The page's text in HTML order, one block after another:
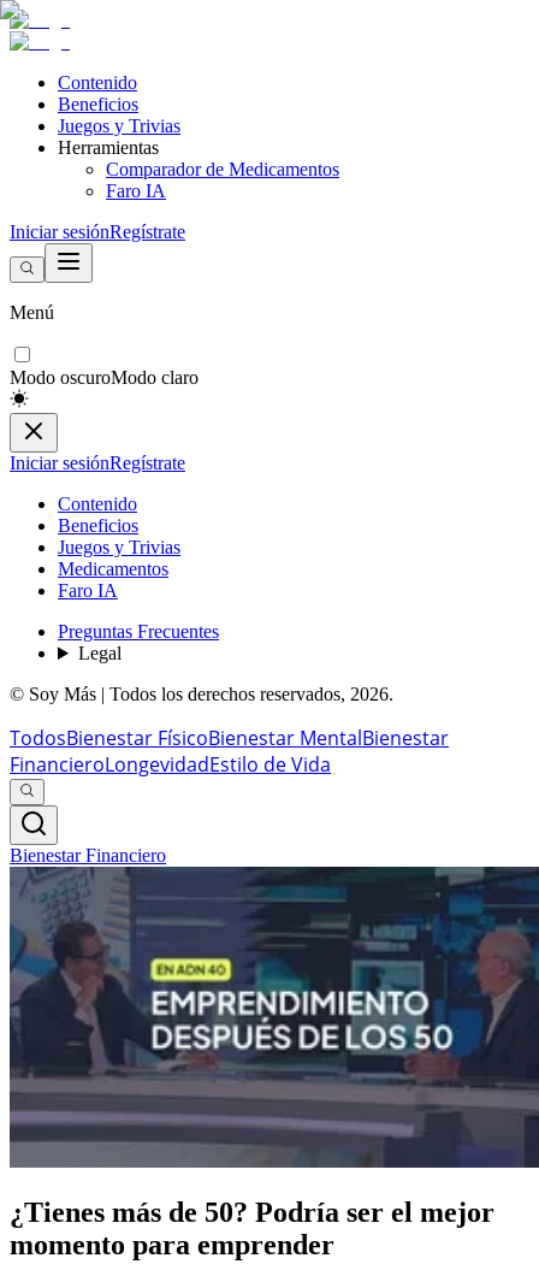
Contenido
Beneficios
Juegos y Trivias
Herramientas
Comparador de Medicamentos
Faro IA
Iniciar sesiónRegístrate
Menú
Modo oscuroModo claro
Iniciar sesiónRegístrate
Contenido
Beneficios
Juegos y Trivias
Medicamentos
Faro IA
Preguntas Frecuentes
Legal
© Soy Más | Todos los derechos reservados, 2026.
TodosBienestar FísicoBienestar MentalBienestar
FinancieroLongevidadEstilo de Vida
Bienestar Financiero
¿Tienes más de 50? Podría ser el mejor
momento para emprender